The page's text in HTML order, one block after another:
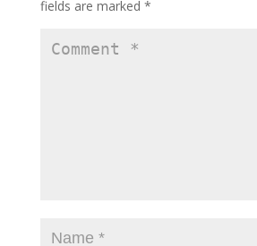
fields are marked *